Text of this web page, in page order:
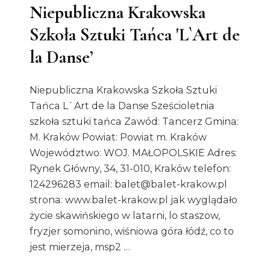
Niepubliczna Krakowska
Szkoła Sztuki Tańca 'L`Art de
la Danse’
Niepubliczna Krakowska Szkoła Sztuki
Tańca L`Art de la Danse Sześcioletnia
szkoła sztuki tańca Zawód: Tancerz Gmina:
M. Kraków Powiat: Powiat m. Kraków
Województwo: WOJ. MAŁOPOLSKIE Adres:
Rynek Główny, 34, 31-010, Kraków telefon:
124296283 email: balet@balet-krakow.pl
strona: www.balet-krakow.pl jak wyglądało
życie skawińskiego w latarni, lo staszow,
fryzjer somonino, wiśniowa góra łódź, co to
jest mierzeja, msp2 …